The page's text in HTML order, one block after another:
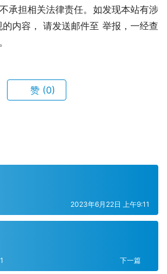
承担相关法律责任。如发现本站有涉
内容， 请发送邮件至 举报，一经查
赞 (0)
2023年6月22日 上午9:11
下一篇